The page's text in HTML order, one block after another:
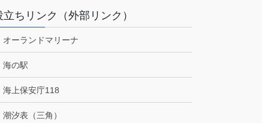
立ちリンク（外部リンク）
オーランドマリーナ
海の駅
海上保安庁118
潮汐表（三角）